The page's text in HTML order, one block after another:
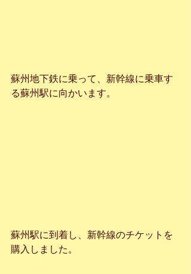
蘇州地下鉄に乗って、新幹線に乗車す
る蘇州駅に向かいます。
蘇州駅に到着し、新幹線のチケットを
購入しました。